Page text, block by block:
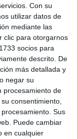
Con su
utilizar datos de
mediante las
clic para otorgarnos
socios para
descrito. De
más detallada y
negar su
procesamiento de
consentimiento,
Sus
Puede cambiar
en cualquier